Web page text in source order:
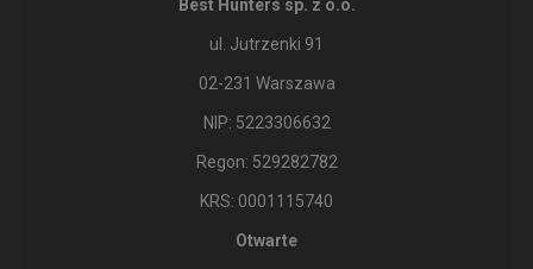
Best Hunters sp. z o.o.
ul. Jutrzenki 91
02-231 Warszawa
NIP: 5223306632
Regon: 529282782
KRS: 0001115740
Otwarte